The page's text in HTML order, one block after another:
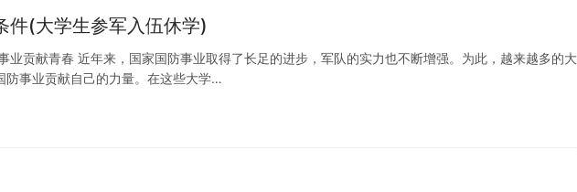
件(大学生参军入伍休学)
业贡献青春 近年来，国家国防事业取得了长足的进步，军队的实力也不断增强。为此，越来越多的大
防事业贡献自己的力量。在这些大学…